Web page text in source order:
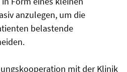
anzulegen, um die
belastende
mit der Klinik